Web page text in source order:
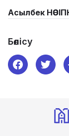
Асылбек
Бөлісу